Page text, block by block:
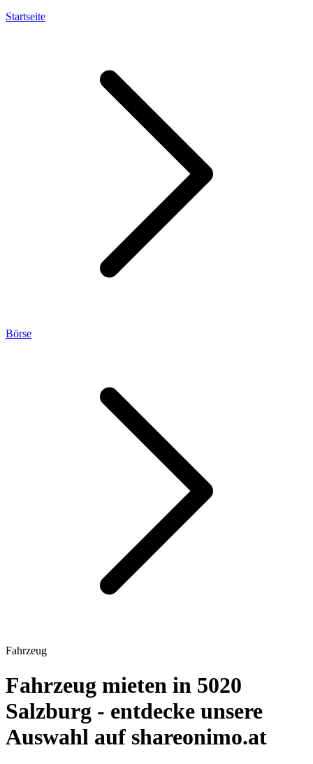
Startseite
Börse
Fahrzeug
Fahrzeug mieten in 5020
Salzburg - entdecke unsere
Auswahl auf shareonimo.at